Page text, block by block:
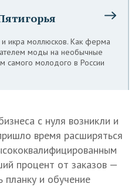
и икра моллюсков. Как ферма
моды на необычные
самого молодого в России
с нуля возникли и
время расширяться
процент от заказов —
планку и обучение